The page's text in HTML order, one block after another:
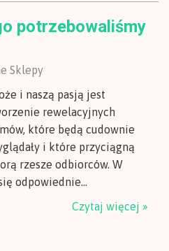
potrzebowaliśmy
Sklepy
i naszą pasją jest
rewelacyjnych
które będą cudownie
i które przyciągną
rzesze odbiorców. W
odpowiednie...
Czytaj więcej »